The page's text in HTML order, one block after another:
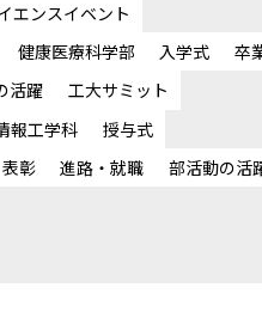
エンスイベント
健康医療科学部 入学式
卒
活躍
工大サミット
報工学科
授与式
表彰 進路・就職
部活動の活